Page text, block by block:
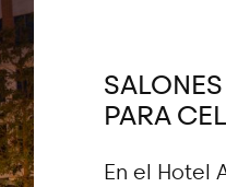
PARA
En el Hotel